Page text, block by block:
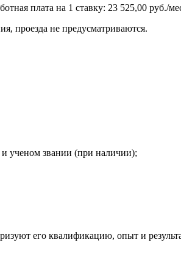
плата на 1 ставку: 23 525,00 руб./
проезда не предусматриваются.
ученом звании (при наличии);
его квалификацию, опыт и